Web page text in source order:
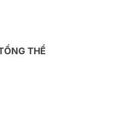
THỂ